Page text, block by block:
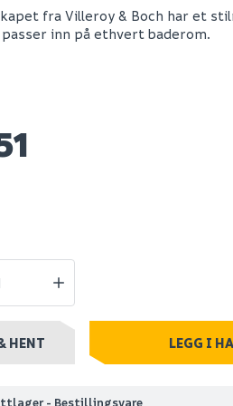
1 skuff
V&b antao
fra Villeroy & Boch har et
inn på ethvert baderom.
HENT LEGG I
- Bestillingsvare